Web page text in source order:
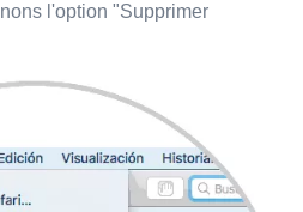
l'option "Supprimer